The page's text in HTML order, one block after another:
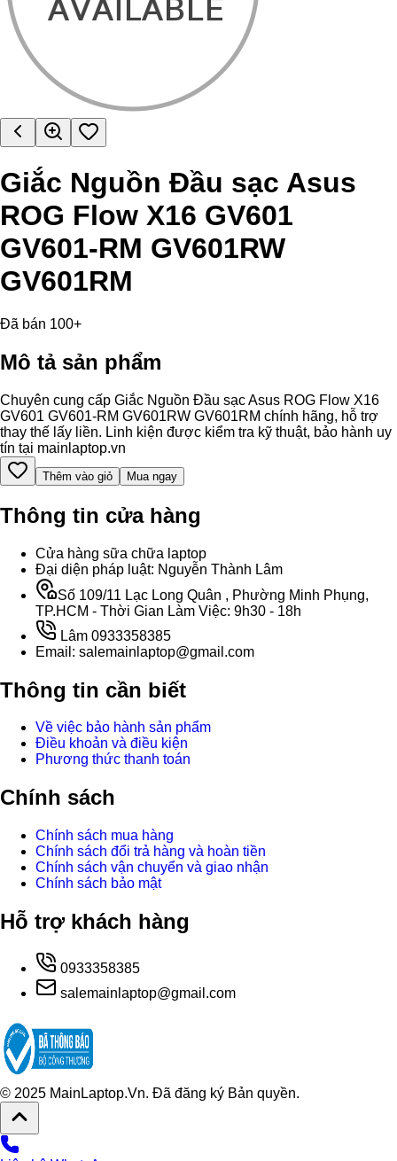
Giắc Nguồn Đầu sạc Asus
ROG Flow X16 GV601
GV601-RM GV601RW
GV601RM
Đã bán 100+
Mô tả sản phẩm
Chuyên cung cấp Giắc Nguồn Đầu sạc Asus ROG Flow X16
GV601 GV601-RM GV601RW GV601RM chính hãng, hỗ trợ
thay thế lấy liền. Linh kiện được kiểm tra kỹ thuật, bảo hành uy
tín tại mainlaptop.vn
Thêm vào giỏ Mua ngay
Thông tin cửa hàng
Cửa hàng sữa chữa laptop
Đại diện pháp luật: Nguyễn Thành Lâm
Số 109/11 Lạc Long Quân , Phường Minh Phụng,
TP.HCM - Thời Gian Làm Việc: 9h30 - 18h
Lâm 0933358385
Email: salemainlaptop@gmail.com
Thông tin cần biết
Về việc bảo hành sản phẩm
Điều khoản và điều kiện
Phương thức thanh toán
Chính sách
Chính sách mua hàng
Chính sách đổi trả hàng và hoàn tiền
Chính sách vận chuyển và giao nhận
Chính sách bảo mật
Hỗ trợ khách hàng
0933358385
salemainlaptop@gmail.com
© 2025 MainLaptop.Vn. Đã đăng ký Bản quyền.